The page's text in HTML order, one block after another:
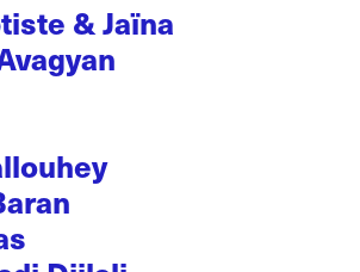
& Jaïna